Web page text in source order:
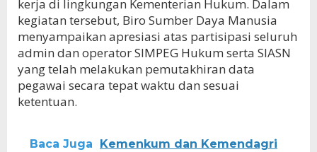
kerja di lingkungan Kementerian Hukum. Dalam
kegiatan tersebut, Biro Sumber Daya Manusia
menyampaikan apresiasi atas partisipasi seluruh
admin dan operator SIMPEG Hukum serta SIASN
yang telah melakukan pemutakhiran data
pegawai secara tepat waktu dan sesuai
ketentuan.
Baca Juga
Kemenkum dan Kemendagri